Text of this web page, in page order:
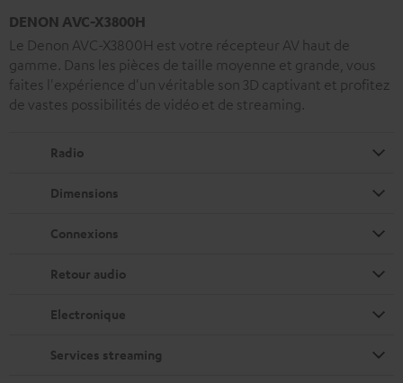
DENON AVC-X3800H
Le Denon AVC-X3800H est votre récepteur AV haut de
gamme. Dans les pièces de taille moyenne et grande, vous
faites l'expérience d'un véritable son 3D captivant et profitez
de vastes possibilités de vidéo et de streaming.
Radio
Dimensions
Connexions
Retour audio
Electronique
Services streaming